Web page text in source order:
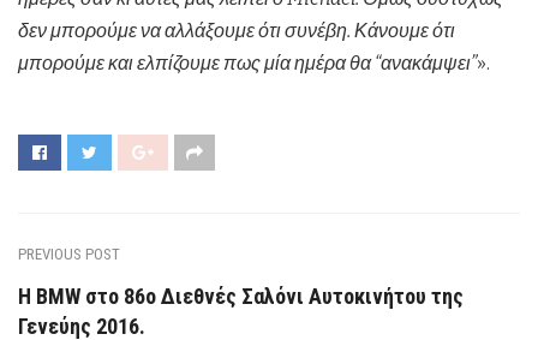
δεν μπορούμε να αλλάξουμε ότι συνέβη. Κάνουμε ότι
μπορούμε και ελπίζουμε πως μία ημέρα θα “ανακάμψει”».
PREVIOUS POST
Η BMW στο 86ο Διεθνές Σαλόνι Αυτοκινήτου της
Γενεύης 2016.